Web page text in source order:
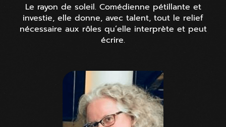
Le rayon de soleil. Comédienne pétillante et
investie, elle donne, avec talent, tout le relief
nécessaire aux rôles qu’elle interprète et peut
écrire.